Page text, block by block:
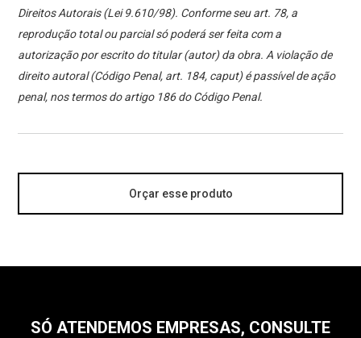
Direitos Autorais (Lei 9.610/98). Conforme seu art. 78, a
reprodução total ou parcial só poderá ser feita com a
autorização por escrito do titular (autor) da obra. A violação de
direito autoral (Código Penal, art. 184, caput) é passível de ação
penal, nos termos do artigo 186 do Código Penal.
Orçar esse produto
SÓ ATENDEMOS EMPRESAS, CONSULTE